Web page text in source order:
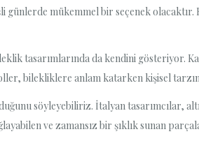
günlerde mükemmel bir seçenek
tasarımlarında da kendini gösteriyor.
bilekliklere anlam katarken kişisel
söyleyebiliriz. İtalyan tasarımcılar,
ve zamansız bir şıklık sunan